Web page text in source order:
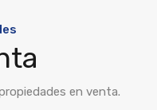
en venta.